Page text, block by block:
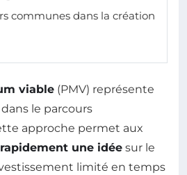
communes dans la création
viable (PMV) représente
le parcours
approche permet aux
une idée sur le
limité en temps